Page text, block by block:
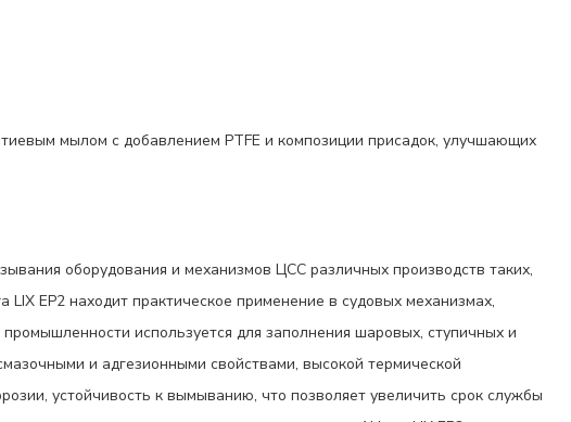
мылом с добавлением PTFE и композиции присадок, улучшающих
оборудования и механизмов ЦСС различных производств таких,
EP2 находит практическое применение в судовых механизмах,
используется для заполнения шаровых, ступичных и
и адгезионными свойствами, высокой термической
устойчивость к вымыванию, что позволяет увеличить срок службы